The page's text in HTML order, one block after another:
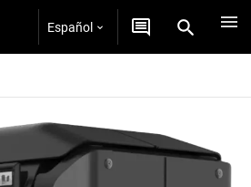
Español